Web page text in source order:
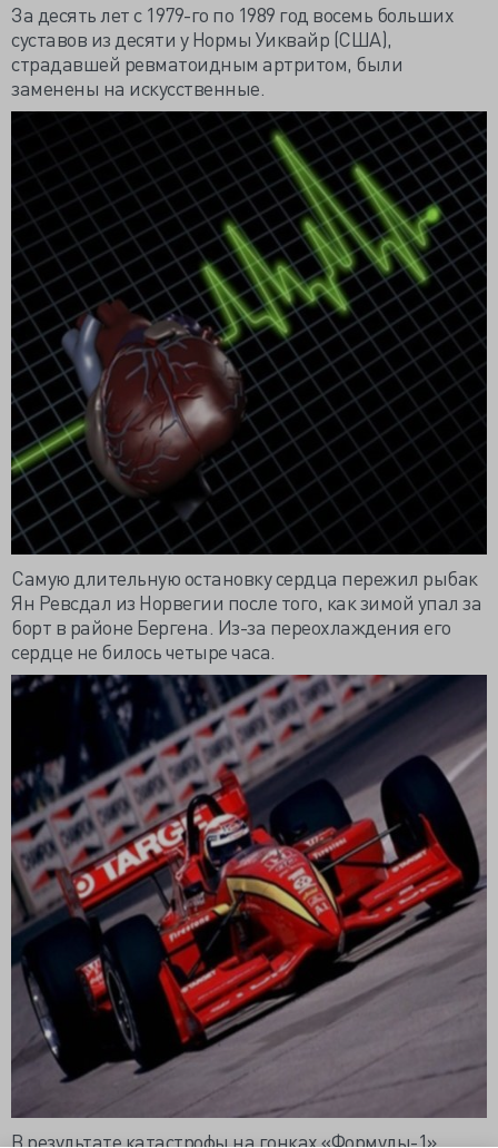
За десять лет с 1979-го по 1989 год восемь больших
суставов из десяти у Нормы Уиквайр (США),
страдавшей ревматоидным артритом, были
заменены на искусственные.
Самую длительную остановку сердца пережил рыбак
Ян Ревсдал из Норвегии после того, как зимой упал за
борт в районе Бергена. Из-за переохлаждения его
сердце не билось четыре часа.
В результате катастрофы на гонках «Формулы-1»